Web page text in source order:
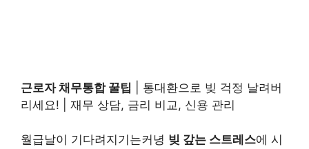
근로자 채무통합 꿀팁 | 통대환으로 빚 걱정 날려버
리세요! | 재무 상담, 금리 비교, 신용 관리
월급날이 기다려지기는커녕 빚 갚는 스트레스에 시